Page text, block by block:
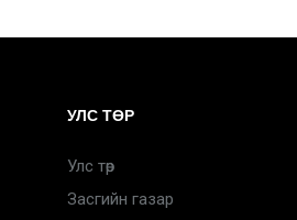
УЛС ТӨР
Улс төр
Засгийн газар